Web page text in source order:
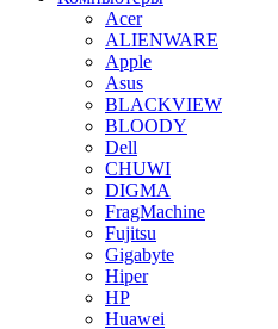
Acer
ALIENWARE
Apple
Asus
BLACKVIEW
BLOODY
Dell
CHUWI
DIGMA
FragMachine
Fujitsu
Gigabyte
Hiper
HP
Huawei